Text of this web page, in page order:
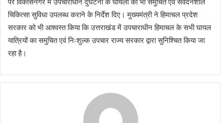
चिकित्सा सुविधा उपलब्ध कराने के निर्देश दिए। मुख्यमंत्री ने हिमाचल प्रदेश
सरकार को भी आश्वस्त किया कि उत्तराखंड में उपचाराधीन हिमाचल के सभी घायल
यात्रियों का समुचित एवं निःशुल्क उपचार राज्य सरकार द्वारा सुनिश्चित किया जा
रहा है।